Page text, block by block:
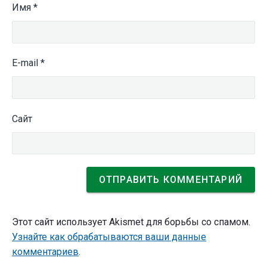
Имя *
E-mail *
Сайт
Этот сайт использует Akismet для борьбы со спамом.
Узнайте как обрабатываются ваши данные
комментариев.